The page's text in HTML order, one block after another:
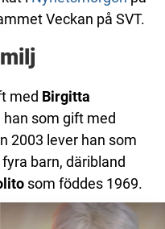
Veckan på SVT.
med Birgitta
som gift med
2003 lever han som
barn, däribland
som föddes 1969.